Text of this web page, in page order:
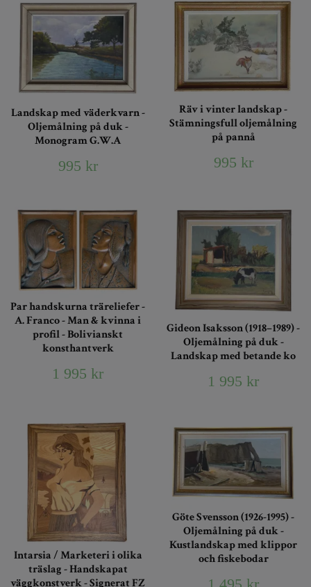
Landskap med väderkvarn -
Oljemålning på duk -
Monogram G.W.A
995 kr
Räv i vinter landskap -
Stämningsfull oljemålning
på pannå
995 kr
Par handskurna träreliefer -
A. Franco - Man & kvinna i
profil - Bolivianskt
konsthantverk
1 995 kr
Gideon Isaksson (1918–1989) -
Oljemålning på duk -
Landskap med betande ko
1 995 kr
Intarsia / Marketeri i olika
träslag - Handskapat
väggkonstverk - Signerat FZ
Göte Svensson (1926-1995) -
Oljemålning på duk -
Kustlandskap med klippor
och fiskebodar